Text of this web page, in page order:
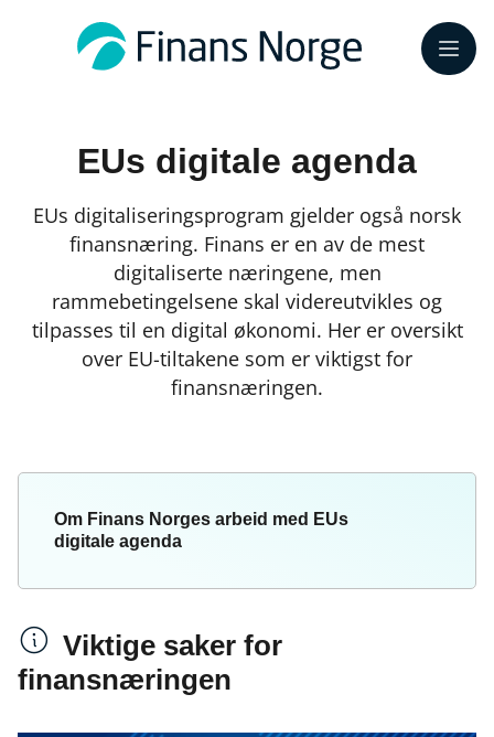
Meny
EUs digitale agenda
EUs digitaliseringsprogram gjelder også norsk
finansnæring. Finans er en av de mest
digitaliserte næringene, men
rammebetingelsene skal videreutvikles og
tilpasses til en digital økonomi. Her er oversikt
over EU-tiltakene som er viktigst for
finansnæringen.
Om Finans Norges arbeid med EUs
digitale agenda
Viktige saker for
finansnæringen